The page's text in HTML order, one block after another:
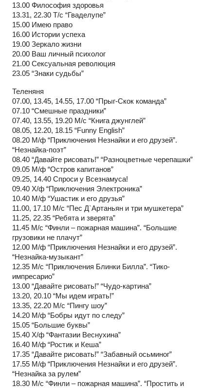
13.00 Философия здоровья
13.31, 22.30 Т/с “Гваделупе”
15.00 Имею право
16.00 Истории успеха
19.00 Зеркало жизни
20.00 Ваш личный психолог
21.00 Сексуальная революция
23.05 “Знаки судьбы”
Теленяня
07.00, 13.45, 14.55, 17.00 “Прыг-Скок команда”
07.10 “Смешные праздники”
07.40, 13.55, 19.20 М/с “Книга джунглей”
08.05, 12.20, 18.15 “Funny English”
08.20 М/ф “Приключения Незнайки и его друзей”.
“Незнайка-поэт”
08.40 “Давайте рисовать!” “Разноцветные черепашки”
09.05 М/ф “Остров капитанов”
09.25, 14.40 Спроси у Всезнамуса!
09.40 Х/ф “Приключения Электроника”
10.40 М/ф “Ушастик и его друзья”
11.00, 17.10 М/с “Пес Д`Артаньян и три мушкетера”
11.25, 22.35 “Ребята и зверята”
11.45 М/с “Финли – пожарная машина”. “Большие
грузовики не плачут”
12.00 М/ф “Приключения Незнайки и его друзей”.
“Незнайка-музыкант”
12.35 М/с “Приключения Блинки Билла”. “Тико-
импресарио”
13.00 “Давайте рисовать!” “Чудо-картина”
13.20, 20.10 “Мы идем играть!”
13.35, 22.20 М/с “Пингу шоу”
14.20 М/ф “Бобры идут по следу”
15.05 “Большие буквы”
15.40 Х/ф “Фантазии Веснухина”
16.40 М/ф “Ростик и Кеша”
17.35 “Давайте рисовать!” “Забавный осьминог”
17.55 М/ф “Приключения Незнайки и его друзей”.
“Незнайка за рулем”
18.30 М/с “Финли – пожарная машина”. “Простить и